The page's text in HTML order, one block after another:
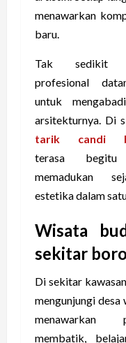
menawarkan
baru.
Tak sedikit
profesional
untuk
arsitekturnya. Di
tarik candi
terasa
memadukan
estetika dalam
Wisata
sekitar
Di sekitar
mengunjungi desa
menawarkan
membatik,